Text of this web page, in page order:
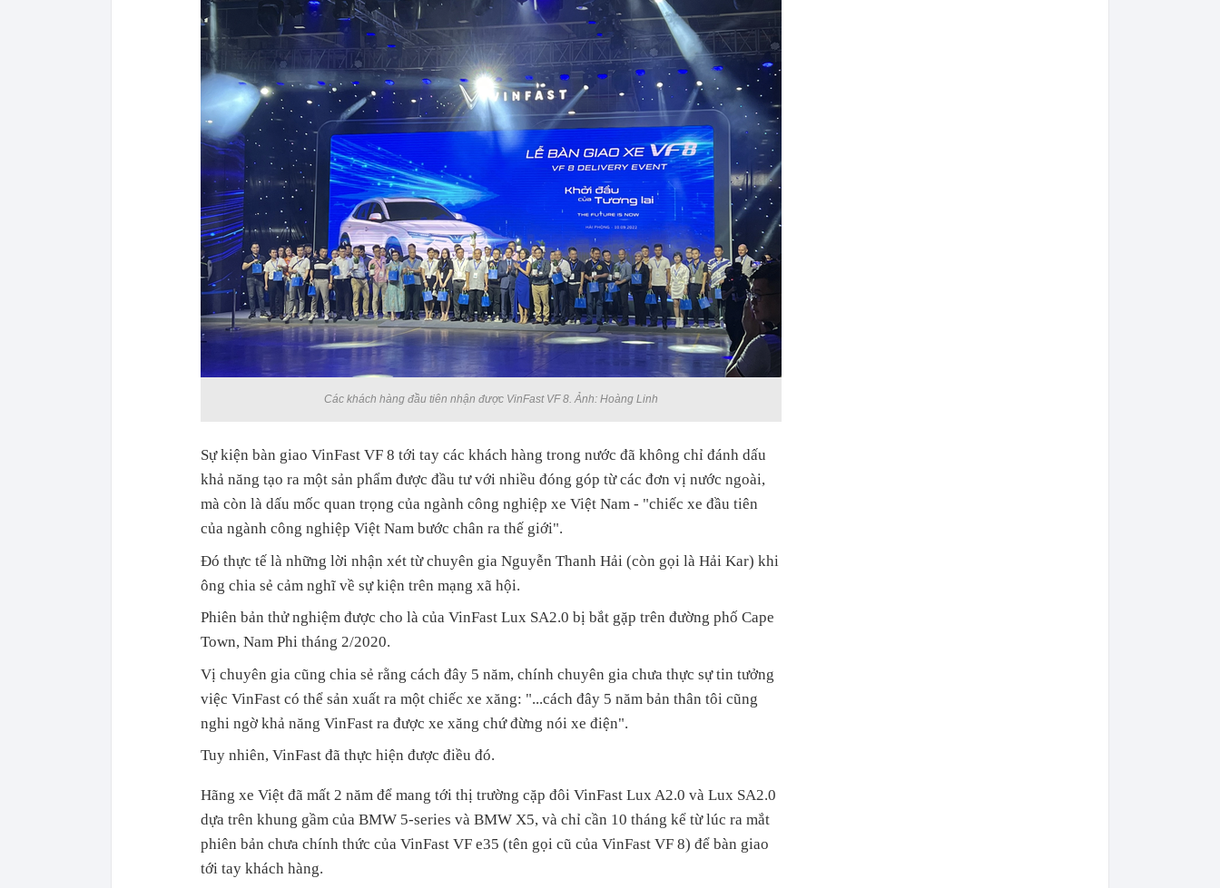
Các khách hàng đầu tiên nhận được VinFast VF 8. Ảnh: Hoàng Linh
Sự kiện bàn giao VinFast VF 8 tới tay các khách hàng trong nước đã không chỉ đánh dấu
khả năng tạo ra một sản phẩm được đầu tư với nhiều đóng góp từ các đơn vị nước ngoài,
mà còn là dấu mốc quan trọng của ngành công nghiệp xe Việt Nam - "chiếc xe đầu tiên
của ngành công nghiệp Việt Nam bước chân ra thế giới".
Đó thực tế là những lời nhận xét từ chuyên gia Nguyễn Thanh Hải (còn gọi là Hải Kar) khi
ông chia sẻ cảm nghĩ về sự kiện trên mạng xã hội.
Phiên bản thử nghiệm được cho là của VinFast Lux SA2.0 bị bắt gặp trên đường phố Cape
Town, Nam Phi tháng 2/2020.
Vị chuyên gia cũng chia sẻ rằng cách đây 5 năm, chính chuyên gia chưa thực sự tin tưởng
việc VinFast có thể sản xuất ra một chiếc xe xăng: "...cách đây 5 năm bản thân tôi cũng
nghi ngờ khả năng VinFast ra được xe xăng chứ đừng nói xe điện".
Tuy nhiên, VinFast đã thực hiện được điều đó.
Hãng xe Việt đã mất 2 năm để mang tới thị trường cặp đôi VinFast Lux A2.0 và Lux SA2.0
dựa trên khung gầm của BMW 5-series và BMW X5, và chỉ cần 10 tháng kể từ lúc ra mắt
phiên bản chưa chính thức của VinFast VF e35 (tên gọi cũ của VinFast VF 8) để bàn giao
tới tay khách hàng.